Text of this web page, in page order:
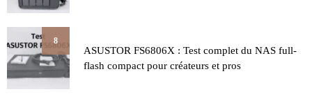
8
ASUSTOR FS6806X : Test complet du NAS full-
flash compact pour créateurs et pros